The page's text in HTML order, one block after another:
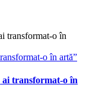
o în artă”
ai transformat-o în